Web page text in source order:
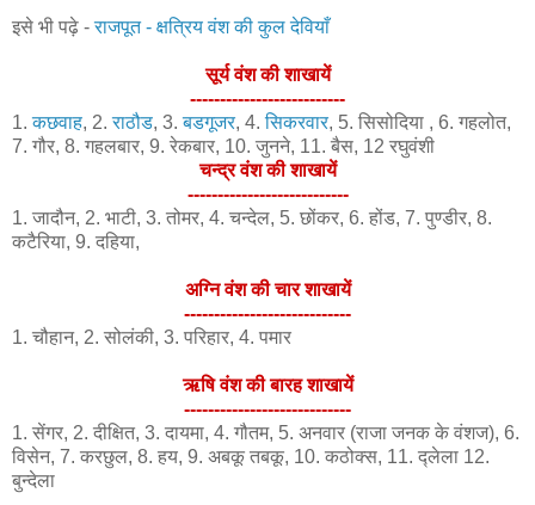
इसे भी पढ़े -राजपूत - क्षत्रिय वंश की कुल देवियाँ
सूर्य वंश की शाखायें
--------------------------
1.कछवाह, 2.राठौड, 3.बडगूजर, 4.सिकरवार, 5. सिसोदिया , 6. गहलोत,
7. गौर, 8. गहलबार, 9. रेकबार, 10. जुनने, 11. बैस, 12 रघुवंशी
चन्द्र वंश की शाखायें
---------------------------
1. जादौन, 2. भाटी, 3. तोमर, 4. चन्देल, 5. छोंकर, 6. होंड, 7. पुण्डीर, 8.
कटैरिया, 9. दहिया,
अग्नि वंश की चार शाखायें
----------------------------
1. चौहान, 2. सोलंकी, 3. परिहार, 4. पमार
ऋषि वंश की बारह शाखायें
----------------------------
1. सेंगर, 2. दीक्षित, 3. दायमा, 4. गौतम, 5. अनवार (राजा जनक के वंशज), 6.
विसेन, 7. करछुल, 8. हय, 9. अबकू तबकू, 10. कठोक्स, 11. द्लेला 12.
बुन्देला